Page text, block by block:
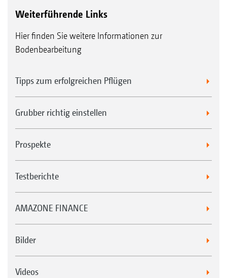
Weiterführende Links
Hier finden Sie weitere Informationen zur
Bodenbearbeitung
Tipps zum erfolgreichen Pflügen
Grubber richtig einstellen
Prospekte
Testberichte
AMAZONE FINANCE
Bilder
Videos